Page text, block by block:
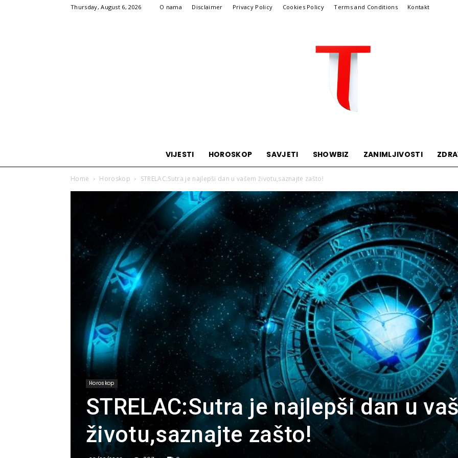
Thursday, August 6, 2026 O nama Disclaimer Privacy Policy Cookies Policy Terms and Conditions Kontakt
Portal
VIJESTI HOROSKOP SAVJETI SHOWBIZ ZANIMLJIVOSTI
Home Horoskop STRELAC:Sutra je najlepši dan u vašem životu,saznajte zašto!
Horoskop
STRELAC:Sutra je najlepši dan u
životu,saznajte zašto!